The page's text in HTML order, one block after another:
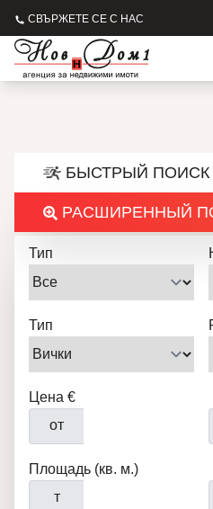
СВЪРЖЕТЕ СЕ С НАС
БЫСТРЫЙ ПОИСК
РАСШИРЕННЫЙ
Тип
Тип
Цена €
от
Площадь (кв. м.)
т